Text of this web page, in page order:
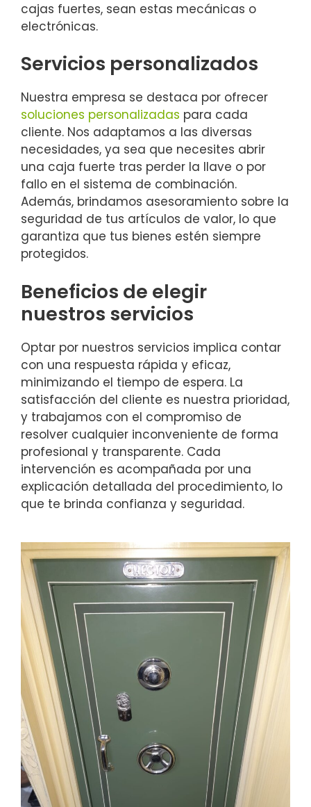
cajas fuertes, sean estas mecánicas o
electrónicas.
Servicios personalizados
Nuestra empresa se destaca por ofrecer
soluciones personalizadas para cada
cliente. Nos adaptamos a las diversas
necesidades, ya sea que necesites abrir
una caja fuerte tras perder la llave o por
fallo en el sistema de combinación.
Además, brindamos asesoramiento sobre la
seguridad de tus artículos de valor, lo que
garantiza que tus bienes estén siempre
protegidos.
Beneficios de elegir
nuestros servicios
Optar por nuestros servicios implica contar
con una respuesta rápida y eficaz,
minimizando el tiempo de espera. La
satisfacción del cliente es nuestra prioridad,
y trabajamos con el compromiso de
resolver cualquier inconveniente de forma
profesional y transparente. Cada
intervención es acompañada por una
explicación detallada del procedimiento, lo
que te brinda confianza y seguridad.